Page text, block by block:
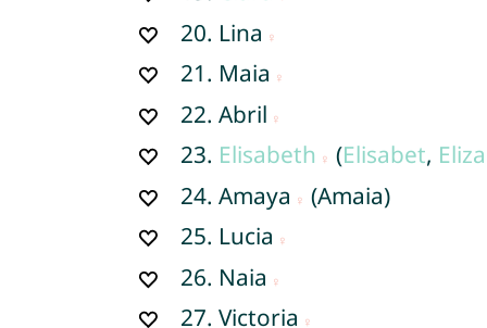
20. Lina
21. Maia
22.Abril
23. Elisabeth (Elisabet,
24.Amaya
(Amaia)
25. Lucia
26. Naia
27.Victoria